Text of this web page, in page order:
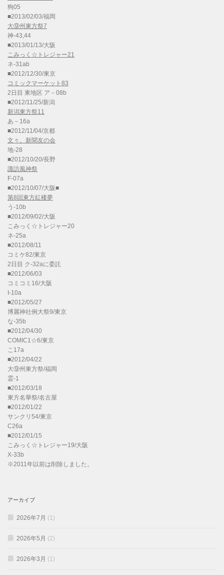
狗05
■2013/02/03/福岡
大⑨州東方祭7
神-43,44
■2013/01/13/大阪
こみっく☆トレジャー21
ネ-31ab
■2012/12/30/東京
コミックマーケット83
2日目 東地区 ア－08b
■2012/11/25/新潟
新潟東方祭11
あ－16a
■2012/11/04/京都
文々。新聞友の会
地-28
■2012/10/20/長野
諏訪風神祭
F-07a
■2012/10/07/大阪■
第8回東方紅楼夢
う-10b
■2012/09/02/大阪
こみっく☆トレジャー20
ネ-25a
■2012/08/11
コミケ82/東京
2日目 ク-32aに委託
■2012/06/03
コミコミ16/大阪
I-10a
■2012/05/27
博麗神社例大祭9/東京
な-35b
■2012/04/30
COMIC1☆6/東京
こ17a
■2012/04/22
大⑨州東方祭/福岡
霊-1
■2012/03/18
東方名華祭/名古屋
■2012/01/22
サンクリ54/東京
C26a
■2012/01/15
こみっく☆トレジャー19/大阪
X-33b
※2011年以前は削除しました。
アーカイブ
2026年7月 (1)
2026年5月 (2)
2026年3月 (1)